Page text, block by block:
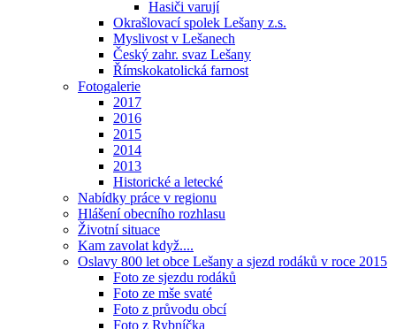
Hasiči varují
Okrašlovací spolek Lešany z.s.
Myslivost v Lešanech
Český zahr. svaz Lešany
Římskokatolická farnost
Fotogalerie
2017
2016
2015
2014
2013
Historické a letecké
Nabídky práce v regionu
Hlášení obecního rozhlasu
Životní situace
Kam zavolat když....
Oslavy 800 let obce Lešany a sjezd rodáků v roce 2015
Foto ze sjezdu rodáků
Foto ze mše svaté
Foto z průvodu obcí
Foto z Rybníčka